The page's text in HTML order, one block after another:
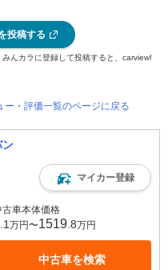
投稿する
んカラに登録して投稿すると、carview!
ー・評価一覧のページに戻る
ン
マイカー登録
古車本体価格
.1 万円〜1519 .8万円
中古車を検索